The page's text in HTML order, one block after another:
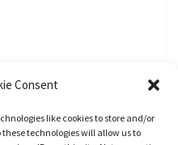
Consent
like cookies to store and/or
technologies will allow us to